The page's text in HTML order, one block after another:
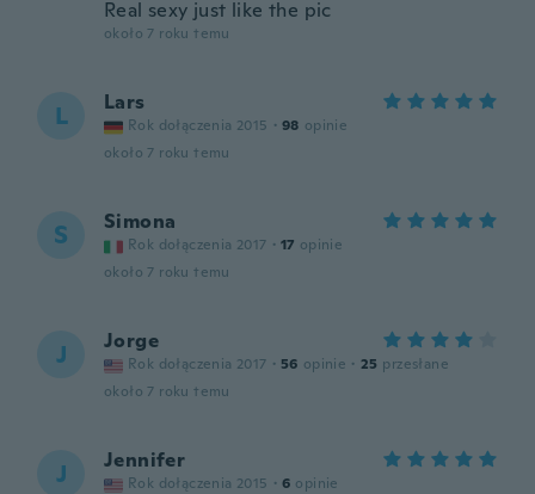
Real sexy just like the pic
około 7 roku temu
L Lars
Rok dołączenia 2015 · 98 opinie
około 7 roku temu
S Simona
Rok dołączenia 2017 · 17 opinie
około 7 roku temu
J Jorge
Rok dołączenia 2017 · 56 opinie · 25 przesłane
około 7 roku temu
J Jennifer
Rok dołączenia 2015 · 6 opinie